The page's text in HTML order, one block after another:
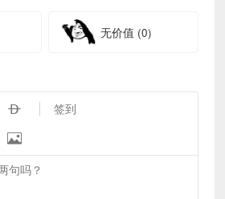
无价值 (0)
 签到
